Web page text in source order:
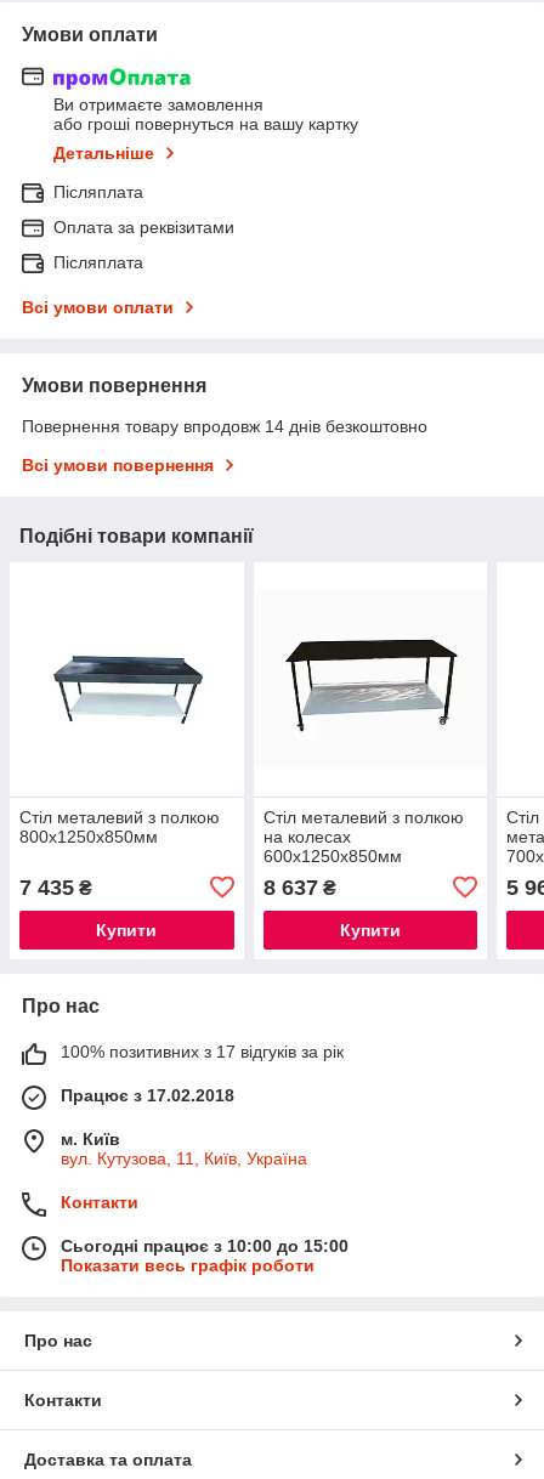
Умови оплати
Ви отримаєте замовлення
або гроші повернуться на вашу картку
Детальніше
Післяплата
Оплата за реквізитами
Післяплата
Всі умови оплати
Умови повернення
Повернення товару впродовж 14 днів безкоштовно
Всі умови повернення
Подібні товари компанії
Стіл металевий з полкою
800х1250х850мм
7 435 ₴
Купити
Стіл металевий з полкою
на колесах
600х1250х850мм
8 637₴
Купити
5
Про нас
100% позитивних з 17 відгуків за рік
Працює з 17.02.2018
м. Київ
вул. Кутузова, 11, Київ, Україна
Контакти
Сьогодні працює з 10:00 до 15:00
Показати весь графік роботи
Про нас
Контакти
Доставка та оплата